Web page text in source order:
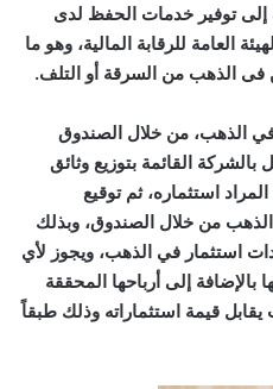
إلى توفير خدمات الحفظ لدى
العامة للرقابة المالية، وهو ما
الذهب من السرقة أو التلف.
في الذهب، من خلال الصندوق
القائمة بتوزيع وثائق
استثماره، ثم توقيع
الذهب من خلال الصندوق، وبذلك
استثمار في الذهب، ويجوز لأي
بالإضافة إلى أرباحها المحققة
قيمة استثماراته وذلك طبقاً